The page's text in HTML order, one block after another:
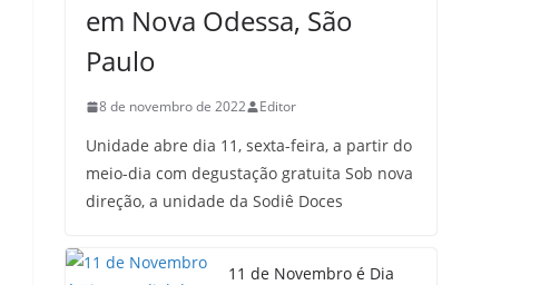
em Nova Odessa, São
Paulo
8 de novembro de 2022 Editor
Unidade abre dia 11, sexta-feira, a partir do
meio-dia com degustação gratuita Sob nova
direção, a unidade da Sodiê Doces
11 de Novembro é Dia